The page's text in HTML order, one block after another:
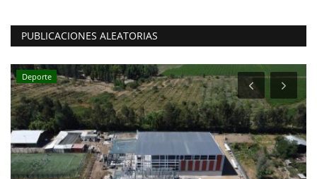
PUBLICACIONES ALEATORIAS
Deporte